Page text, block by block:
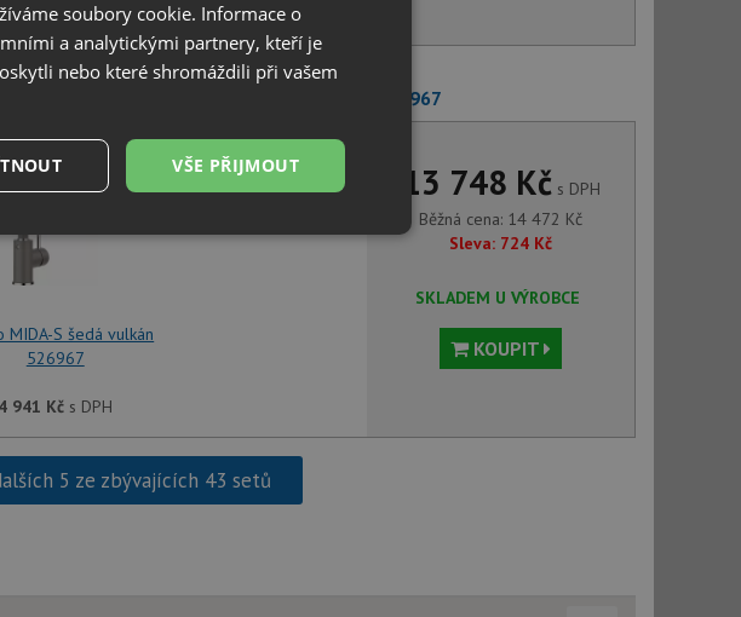
2 781 Kčs DPH
527304 + Blanco MIDA-S šedá vulkán 526967
MIDA-S šedá vulkán
526967
4 941 Kč s DPH
13 748 Kčs DPH
Běžná cena: 14 472 Kč
Sleva: 724 Kč
SKLADEM U VÝROBCE
KOUPIT
5 ze zbývajících 43 setů
soubory cookie. Informace o
a analytickými partnery, kteří je
nebo které shromáždili při vašem
VŠE PŘIJMOUT
Funkční soubory
Nezařazené
je přihlášení uživatele a správa účtu. Webové